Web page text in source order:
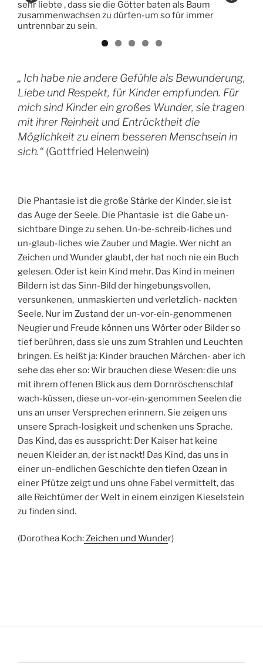
„ Ich habe nie andere Gefühle als Bewunderung,
Liebe und Respekt, für Kinder empfunden. Für
mich sind Kinder ein großes Wunder, sie tragen
mit ihrer Reinheit und Entrücktheit die
Möglichkeit zu einem besseren Menschsein in
sich.“ (Gottfried Helenwein)
Die Phantasie ist die große Stärke der Kinder, sie ist
das Auge der Seele. Die Phantasie ist die Gabe un-
sichtbare Dinge zu sehen. Un-be-schreib-liches und
un-glaub-liches wie Zauber und Magie. Wer nicht an
Zeichen und Wunder glaubt, der hat noch nie ein Buch
gelesen. Oder ist kein Kind mehr. Das Kind in meinen
Bildern ist das Sinn-Bild der hingebungsvollen,
versunkenen, unmaskierten und verletzlich- nackten
Seele. Nur im Zustand der un-vor-ein-genommenen
Neugier und Freude können uns Wörter oder Bilder so
tief berühren, dass sie uns zum Strahlen und Leuchten
bringen. Es heißt ja: Kinder brauchen Märchen- aber ich
sehe das eher so: Wir brauchen diese Wesen: die uns
mit ihrem offenen Blick aus dem Dornröschenschlaf
wach-küssen, diese un-vor-ein-genommen Seelen die
uns an unser Versprechen erinnern. Sie zeigen uns
unsere Sprach-losigkeit und schenken uns Sprache.
Das Kind, das es ausspricht: Der Kaiser hat keine
neuen Kleider an, der ist nackt! Das Kind, das uns in
einer un-endlichen Geschichte den tiefen Ozean in
einer Pfütze zeigt und uns ohne Fabel vermittelt, das
alle Reichtümer der Welt in einem einzigen Kieselstein
zu finden sind.
(Dorothea Koch:Zeichen und Wunder)